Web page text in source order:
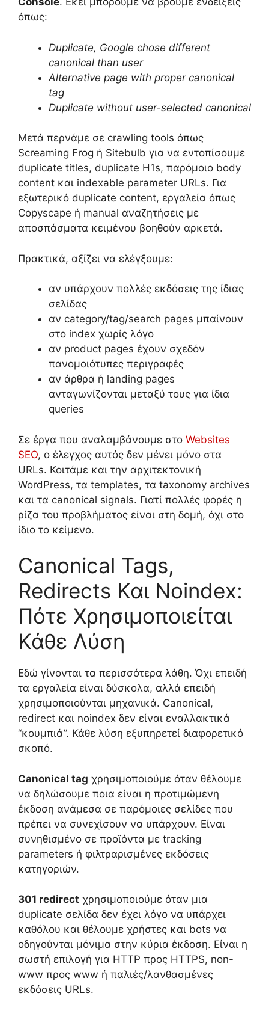
όπως:
Duplicate, Google chose different
canonical than user
Alternative page with proper canonical
tag
Duplicate without user-selected canonical
Μετά περνάμε σε crawling tools όπως
Screaming Frog ή Sitebulb για να εντοπίσουμε
duplicate titles, duplicate H1s, παρόμοιο body
content και indexable parameter URLs. Για
εξωτερικό duplicate content, εργαλεία όπως
Copyscape ή manual αναζητήσεις με
αποσπάσματα κειμένου βοηθούν αρκετά.
Πρακτικά, αξίζει να ελέγξουμε:
αν υπάρχουν πολλές εκδόσεις της ίδιας
σελίδας
αν category/tag/search pages μπαίνουν
στο index χωρίς λόγο
αν product pages έχουν σχεδόν
πανομοιότυπες περιγραφές
αν άρθρα ή landing pages
ανταγωνίζονται μεταξύ τους για ίδια
queries
Σε έργα που αναλαμβάνουμε στο Websites
SEO, ο έλεγχος αυτός δεν μένει μόνο στα
URLs. Κοιτάμε και την αρχιτεκτονική
WordPress, τα templates, τα taxonomy archives
και τα canonical signals. Γιατί πολλές φορές η
ρίζα του προβλήματος είναι στη δομή, όχι στο
ίδιο το κείμενο.
Canonical Tags,
Redirects Και Noindex:
Πότε Χρησιμοποιείται
Κάθε Λύση
Εδώ γίνονται τα περισσότερα λάθη. Όχι επειδή
τα εργαλεία είναι δύσκολα, αλλά επειδή
χρησιμοποιούνται μηχανικά. Canonical,
redirect και noindex δεν είναι εναλλακτικά
“κουμπιά”. Κάθε λύση εξυπηρετεί διαφορετικό
σκοπό.
Canonical tag χρησιμοποιούμε όταν θέλουμε
να δηλώσουμε ποια είναι η προτιμώμενη
έκδοση ανάμεσα σε παρόμοιες σελίδες που
πρέπει να συνεχίσουν να υπάρχουν. Είναι
συνηθισμένο σε προϊόντα με tracking
parameters ή φιλτραρισμένες εκδόσεις
κατηγοριών.
301 redirect χρησιμοποιούμε όταν μια
duplicate σελίδα δεν έχει λόγο να υπάρχει
καθόλου και θέλουμε χρήστες και bots να
οδηγούνται μόνιμα στην κύρια έκδοση. Είναι η
σωστή επιλογή για HTTP προς HTTPS, non-
www προς www ή παλιές/λανθασμένες
εκδόσεις URLs.